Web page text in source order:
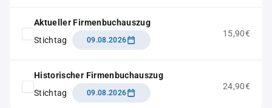
Aktueller Firmenbuchauszug
Stichtag
09.08.2026
15,90€
Historischer Firmenbuchauszug
Stichtag
09.08.2026
24,90€